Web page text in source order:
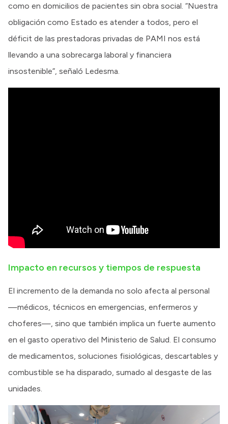
como en domicilios de pacientes sin obra social. “Nuestra
obligación como Estado es atender a todos, pero el
déficit de las prestadoras privadas de PAMI nos está
llevando a una sobrecarga laboral y financiera
insostenible”, señaló Ledesma.
Impacto en recursos y tiempos de respuesta
El incremento de la demanda no solo afecta al personal
—médicos, técnicos en emergencias, enfermeros y
choferes—, sino que también implica un fuerte aumento
en el gasto operativo del Ministerio de Salud. El consumo
de medicamentos, soluciones fisiológicas, descartables y
combustible se ha disparado, sumado al desgaste de las
unidades.